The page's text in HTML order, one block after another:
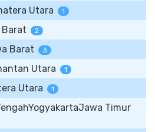
Utara 1
2
Barat 3
Utara 1
Utara 1
Timur